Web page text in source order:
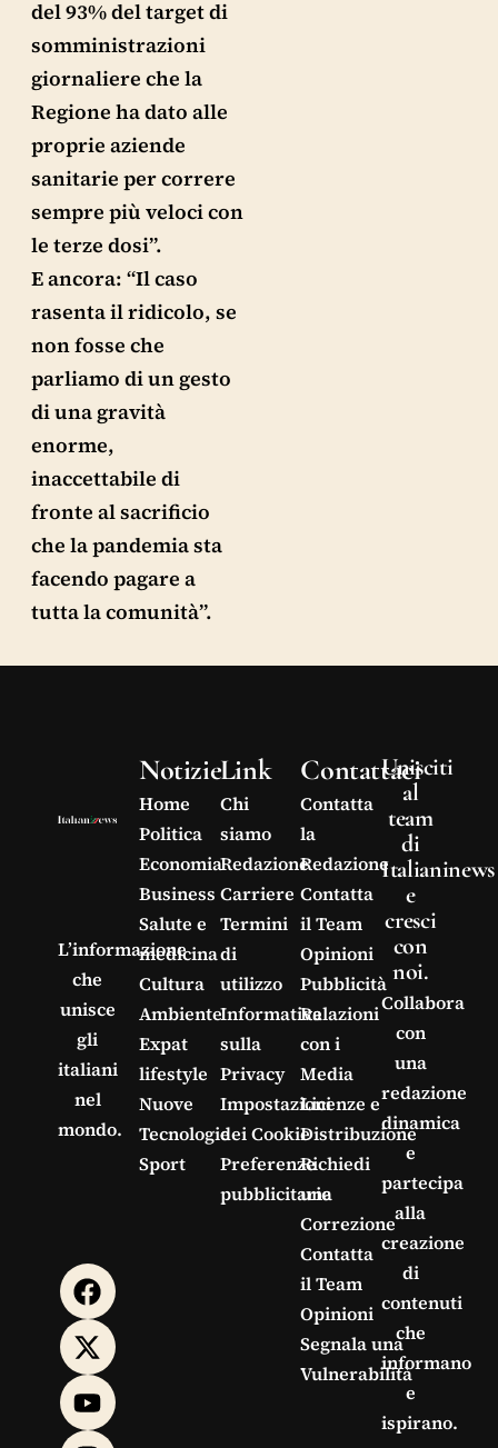
del 93% del target di
somministrazioni
giornaliere che la
Regione ha dato alle
proprie aziende
sanitarie per correre
sempre più veloci con
le terze dosi”.
E ancora: “Il caso
rasenta il ridicolo, se
non fosse che
parliamo di un gesto
di una gravità
enorme,
inaccettabile di
fronte al sacrificio
che la pandemia sta
facendo pagare a
tutta la comunità”.
L’informazione
che
unisce
gli
italiani
nel
mondo.
Notizie
Home
Politica
Economia
Business
Salute e
medicina
Cultura
Ambiente
Expat
lifestyle
Nuove
Tecnologie
Sport
Link
Chi
siamo
Redazione
Carriere
Termini
di
utilizzo
Informativa
sulla
Privacy
Impostazioni
dei Cookie
Preferenze
pubblicitarie
Contattaci
Contatta
la
Redazione
Contatta
il Team
Opinioni
Pubblicità
Relazioni
con i
Media
Licenze e
Distribuzione
Richiedi
una
Correzione
Contatta
il Team
Opinioni
Segnala una
Vulnerabilità
Unisciti
al
team
di
Italianinews
e
cresci
con
noi.
Collabora
con
una
redazione
dinamica
e
partecipa
alla
creazione
di
contenuti
che
informano
e
ispirano.